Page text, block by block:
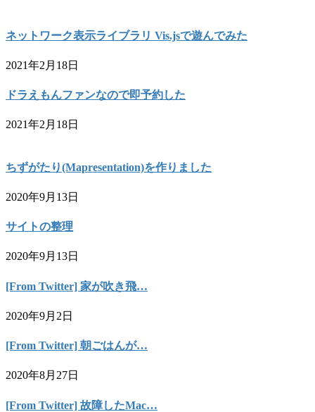
ネットワーク表示ライブラリ Vis.jsで遊んでみた
2021年2月18日
ドラえもんファンなので即予約した
2021年2月18日
ちずがたり(Mapresentation)を作りました
2020年9月13日
サイトの整理
2020年9月13日
[From Twitter] 家が吹き飛…
2020年9月2日
[From Twitter] 朝ごはんが…
2020年8月27日
[From Twitter] 故障したMac…